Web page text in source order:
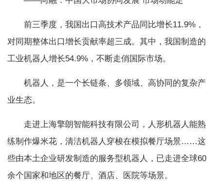
前三季度，我国出口高技术产品同比增长11.9%，
对同期整体出口增长贡献率超三成。其中，我国制造的
工业机器人增长54.9%，不断走俏国际市场。
机器人，是一个长链条、多领域、高协同的复杂产
业生态。
走进上海擎朗智能科技有限公司，人形机器人能熟
练制作爆米花，清洁机器人穿梭在模拟餐厅场景……这
些由本土企业研发制造的服务型机器人，已走进全球60
余个国家和地区的餐厅、酒店、医院等场景。